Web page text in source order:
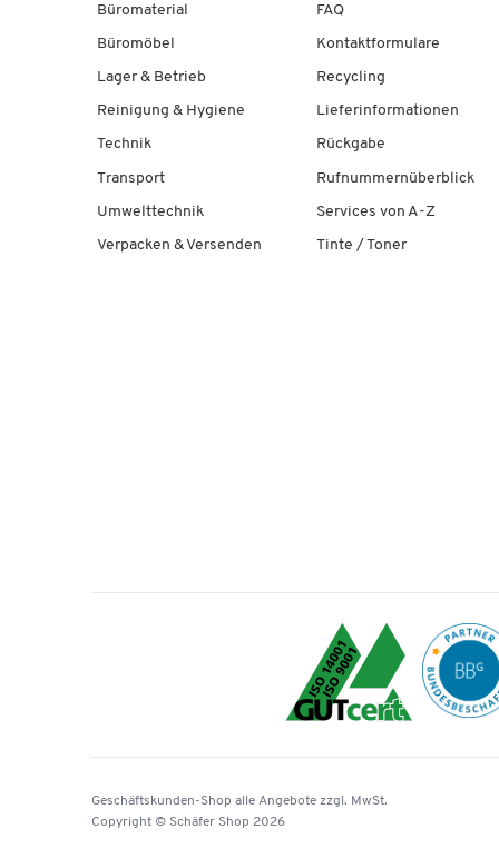
Büromaterial
Büromöbel
Lager & Betrieb
Reinigung & Hygiene
Technik
Transport
Umwelttechnik
Verpacken & Versenden
FAQ
Kontaktformulare
Recycling
Lieferinformationen
Rückgabe
Rufnummernüberblick
Services von A-Z
Tinte / Toner
Geschäftskunden-Shop alle Angebote zzgl. MwSt.
Copyright © Schäfer Shop 2026